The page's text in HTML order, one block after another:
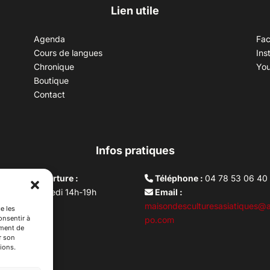
les
à
de
son
Lien utile
Agenda
Cours de langues
Chronique
Boutique
Contact
Infos pratiques
d’ouverture :
au vendredi 14h-19h
10h –17h
lundi
Téléphone :04 78 53 06 40
Email :
po.com